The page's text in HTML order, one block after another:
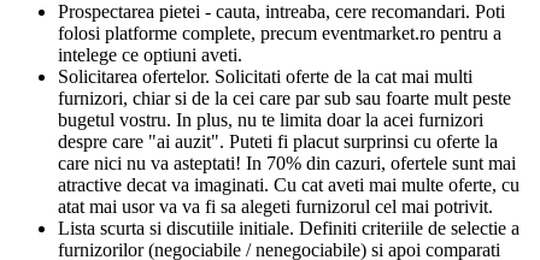
Prospectarea pietei - cauta, intreaba, cere recomandari. Poti
folosi platforme complete, precum eventmarket.ro pentru a
intelege ce optiuni aveti.
Solicitarea ofertelor. Solicitati oferte de la cat mai multi
furnizori, chiar si de la cei care par sub sau foarte mult peste
bugetul vostru. In plus, nu te limita doar la acei furnizori
despre care "ai auzit". Puteti fi placut surprinsi cu oferte la
care nici nu va asteptati! In 70% din cazuri, ofertele sunt mai
atractive decat va imaginati. Cu cat aveti mai multe oferte, cu
atat mai usor va va fi sa alegeti furnizorul cel mai potrivit.
Lista scurta si discutiile initiale. Definiti criteriile de selectie a
furnizorilor (negociabile / nenegociabile) si apoi comparati